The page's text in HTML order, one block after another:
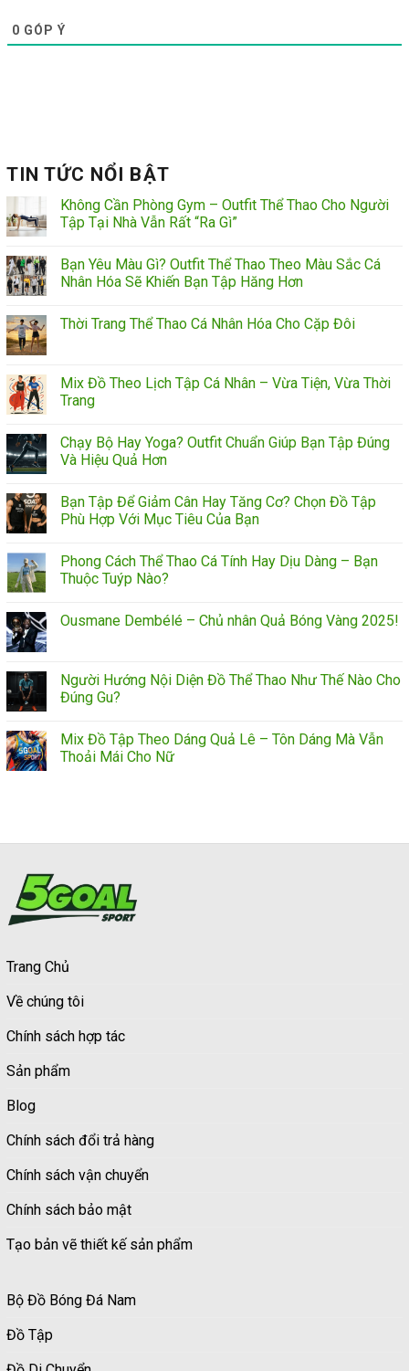
0 GÓP Ý
TIN TỨC NỔI BẬT
Không Cần Phòng Gym – Outfit Thể Thao Cho Người
Tập Tại Nhà Vẫn Rất “Ra Gì”
Bạn Yêu Màu Gì? Outfit Thể Thao Theo Màu Sắc Cá
Nhân Hóa Sẽ Khiến Bạn Tập Hăng Hơn
Thời Trang Thể Thao Cá Nhân Hóa Cho Cặp Đôi
Mix Đồ Theo Lịch Tập Cá Nhân – Vừa Tiện, Vừa Thời
Trang
Chạy Bộ Hay Yoga? Outfit Chuẩn Giúp Bạn Tập Đúng
Và Hiệu Quả Hơn
Bạn Tập Để Giảm Cân Hay Tăng Cơ? Chọn Đồ Tập
Phù Hợp Với Mục Tiêu Của Bạn
Phong Cách Thể Thao Cá Tính Hay Dịu Dàng – Bạn
Thuộc Tuýp Nào?
Ousmane Dembélé – Chủ nhân Quả Bóng Vàng 2025!
Người Hướng Nội Diện Đồ Thể Thao Như Thế Nào Cho
Đúng Gu?
Mix Đồ Tập Theo Dáng Quả Lê – Tôn Dáng Mà Vẫn
Thoải Mái Cho Nữ
Trang Chủ
Về chúng tôi
Chính sách hợp tác
Sản phẩm
Blog
Chính sách đổi trả hàng
Chính sách vận chuyển
Chính sách bảo mật
Tạo bản vẽ thiết kế sản phẩm
Bộ Đồ Bóng Đá Nam
Đồ Tập